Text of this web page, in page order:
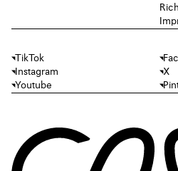
TikTok
Instagram
X
Youtube